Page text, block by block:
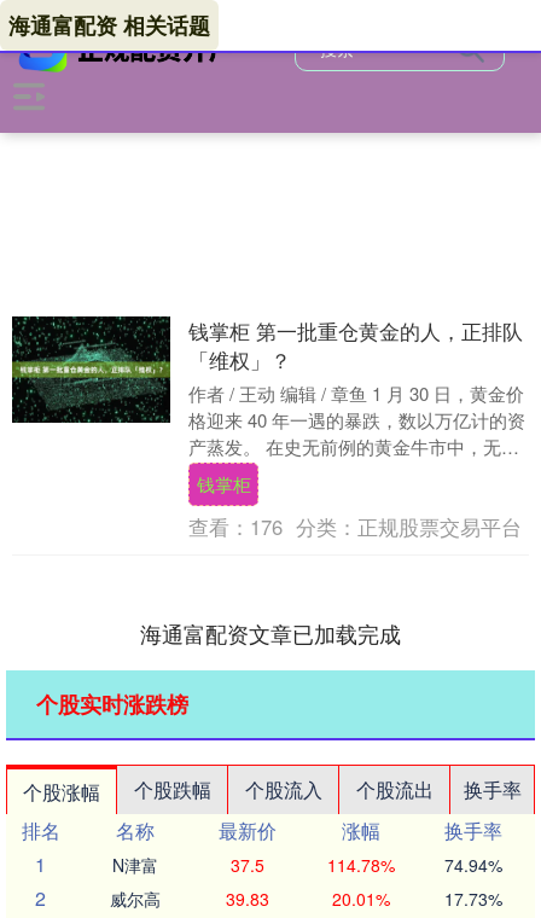
海通富配资 相关话题
钱掌柜 第一批重仓黄金的人，正排队
「维权」？
作者 / 王动 编辑 / 章鱼 1 月 30 日，黄金价
格迎来 40 年一遇的暴跌，数以万亿计的资
产蒸发。 在史无前例的黄金牛市中，无数
普通人似乎正在成为被割的....
钱掌柜
查看： 176 分类： 正规股票交易平台
海通富配资文章已加载完成
个股实时涨跌榜
个股涨幅 个股跌幅 个股流入 个股流出
换手率
排名
名称 最新价 涨幅
换手率
1
N津富 37.5 114.78% 74.94%
2 威尔高 39.83 20.01% 17.73%